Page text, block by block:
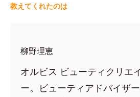
教えてくれたのは
柳野理恵
オルビス ビューティクリエ
ー。ビューティアドバイザ